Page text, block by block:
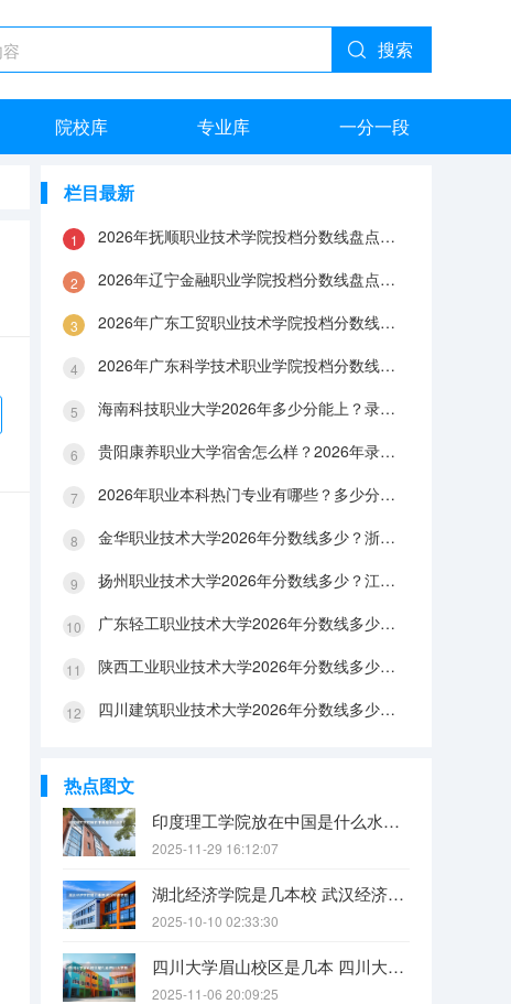
搜索
院校库 专业库 一分一段
栏目最新
2026年抚顺职业技术学院投档分数线盘点：录取分数、生活与就业指南
2026年辽宁金融职业学院投档分数线盘点：录取分数、生活与就业指南
2026年广东工贸职业技术学院投档分数线盘点：录取分数、生活与就业指南
2026年广东科学技术职业学院投档分数线盘点：录取分数、生活与就业指南
海南科技职业大学2026年多少分能上？录取分数线与生活成本解答
贵阳康养职业大学宿舍怎么样？2026年录取分数、费用及入学手续
2026年职业本科热门专业有哪些？多少分能上？绿牌专业有哪些？
金华职业技术大学2026年分数线多少？浙江考生563分能上吗？机械专业好就业吗？
扬州职业技术大学2026年分数线多少？江苏考生528分能上吗？医养照护好就业吗？
广东轻工职业技术大学2026年分数线多少？广东考生542分能上吗？
陕西工业职业技术大学2026年分数线多少？陕西考生355分能上吗？机械专业好就业吗？
四川建筑职业技术大学2026年分数线多少？四川考生510分能上吗？建筑专业好就业吗？
热点图文
印度理工学院放在中国是什么水平？
2025-11-29 16:12:07
湖北经济学院是几本校 武汉经济学院是几本
2025-10-10 02:33:30
四川大学眉山校区是几本 四川大学锦江学院是几本？咋样？
2025-11-06 20:09:25